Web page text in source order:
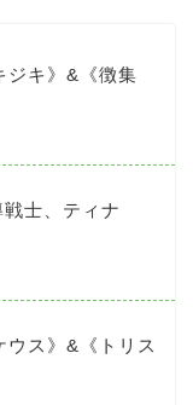
ジキ》&《徴集
戦士、ティナ
ウス》&《トリス